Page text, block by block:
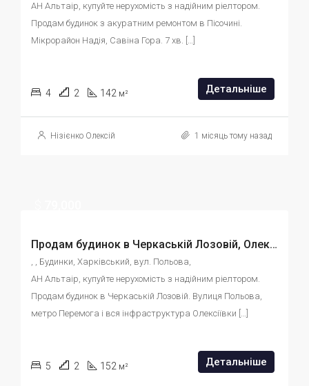
АН Альтаір, купуйте нерухомість з надійним ріелтором.
Продам будинок з акуратним ремонтом в Пісочині.
Мікрорайон Надія, Савіна Гора. 7 хв. […]
4 2 142 м² Детальніше
Нізієнко Олексій 1 місяць тому назад
Продам будинок в Черкаській Лозовій, Олексіївка 10 хв., id:57694578937
, , Будинки, Харківський, вул. Польова,
АН Альтаір, купуйте нерухомість з надійним ріелтором.
Продам будинок в Черкаській Лозовій. Вулиця Польова,
метро Перемога і вся інфраструктура Олексіївки […]
5 2 152 м² Детальніше